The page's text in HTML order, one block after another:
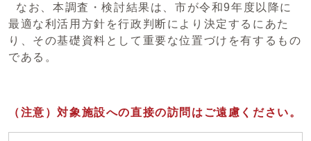
なお、本調査・検討結果は、市が令和9年度以降に
最適な利活用方針を行政判断により決定するにあた
り、その基礎資料として重要な位置づけを有するもの
である。
（注意）対象施設への直接の訪問はご遠慮ください。